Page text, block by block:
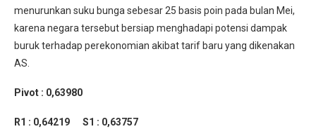
menurunkan suku bunga sebesar 25 basis poin pada bulan Mei,
karena negara tersebut bersiap menghadapi potensi dampak
buruk terhadap perekonomian akibat tarif baru yang dikenakan
AS.
Pivot : 0,63980
R1 : 0,64219 S1 : 0,63757